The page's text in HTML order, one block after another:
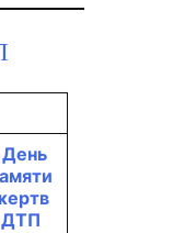
День
ДТП